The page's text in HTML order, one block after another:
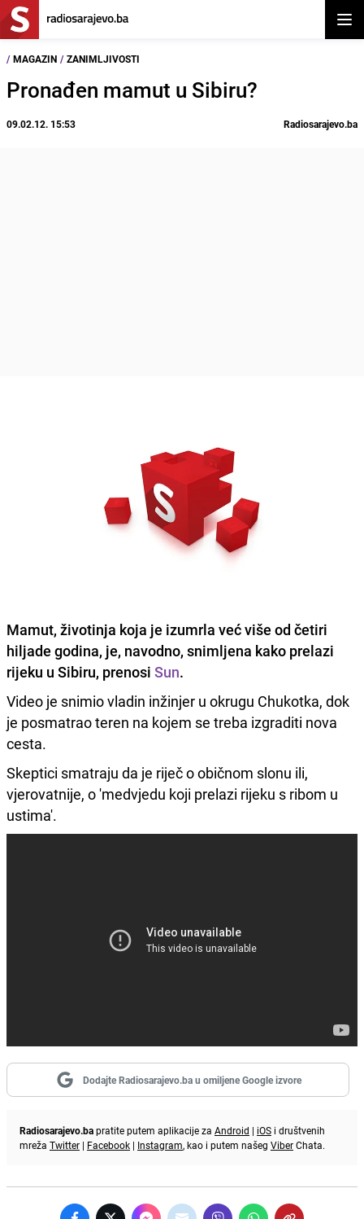
/ MAGAZIN / ZANIMLJIVOSTI
Pronađen mamut u Sibiru?
09.02.12. 15:53 Radiosarajevo.ba
Mamut, životinja koja je izumrla već više od četiri
hiljade godina, je, navodno, snimljena kako prelazi
rijeku u Sibiru, prenosi Sun.
Video je snimio vladin inžinjer u okrugu Chukotka, dok
je posmatrao teren na kojem se treba izgraditi nova
cesta.
Skeptici smatraju da je riječ o običnom slonu ili,
vjerovatnije, o 'medvjedu koji prelazi rijeku s ribom u
ustima'.
Dodajte Radiosarajevo.ba u omiljene Google izvore
Radiosarajevo.bapratite putem aplikacije za Android | iOS i društvenih
mreža Twitter | Facebook | Instagram, kao i putem našeg ViberChata.